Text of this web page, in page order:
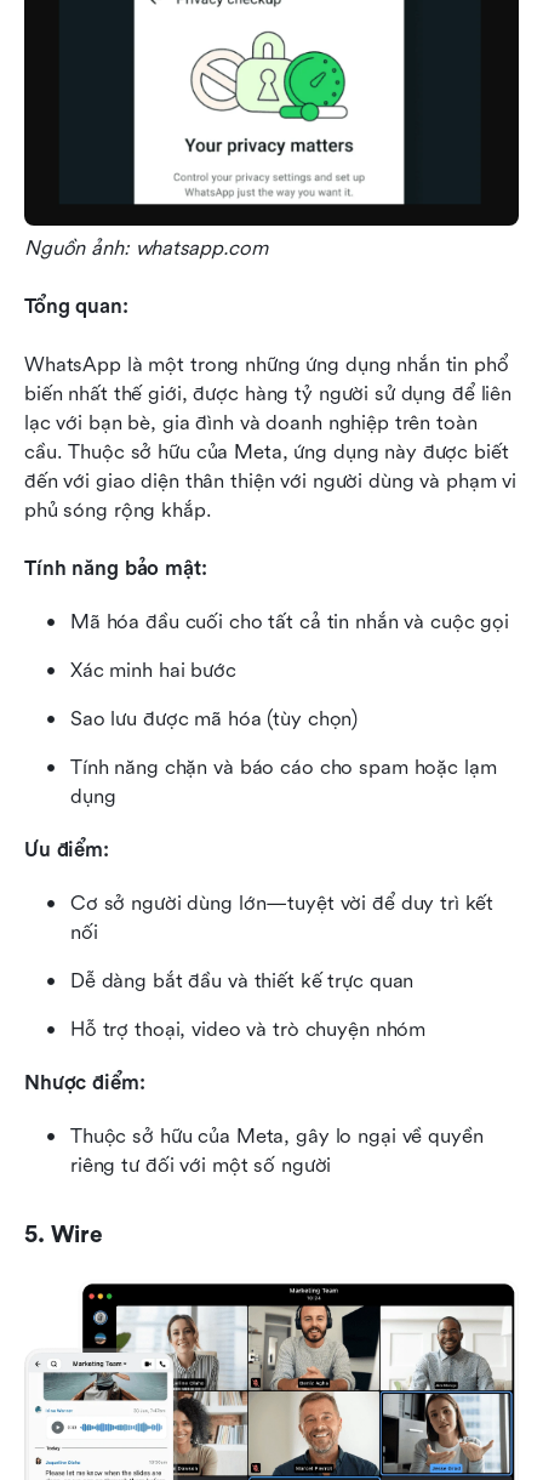
Nguồn ảnh: whatsapp.com
Tổng quan:
WhatsApp là một trong những ứng dụng nhắn tin phổ
biến nhất thế giới, được hàng tỷ người sử dụng để liên
lạc với bạn bè, gia đình và doanh nghiệp trên toàn
cầu. Thuộc sở hữu của Meta, ứng dụng này được biết
đến với giao diện thân thiện với người dùng và phạm vi
phủ sóng rộng khắp.
Tính năng bảo mật:
Mã hóa đầu cuối cho tất cả tin nhắn và cuộc gọi
Xác minh hai bước
Sao lưu được mã hóa (tùy chọn)
Tính năng chặn và báo cáo cho spam hoặc lạm
dụng
Ưu điểm:
Cơ sở người dùng lớn—tuyệt vời để duy trì kết
nối
Dễ dàng bắt đầu và thiết kế trực quan
Hỗ trợ thoại, video và trò chuyện nhóm
Nhược điểm:
Thuộc sở hữu của Meta, gây lo ngại về quyền
riêng tư đối với một số người
5. Wire